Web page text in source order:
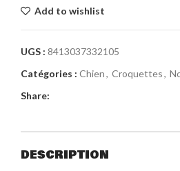
Add to wishlist
UGS : 8413037332105
Catégories : Chien, Croquettes,
Share:
DESCRIPTION